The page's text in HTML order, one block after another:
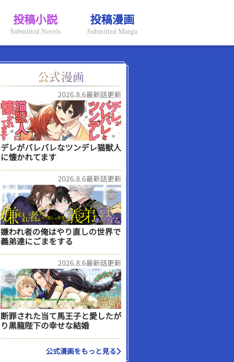
投稿小説
Submitted Novels
投稿漫画
Submitted Manga
2026.8.6最新話更新
デレがバレバレなツンデレ猫獣人
に懐かれてます
2026.8.6最新話更新
嫌われ者の俺はやり直しの世界で
義弟達にごまをする
2026.8.6最新話更新
断罪された当て馬王子と愛したが
り黒龍陛下の幸せな結婚
公式漫画をもっと見る